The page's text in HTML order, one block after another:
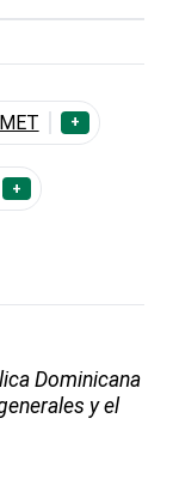
+
+
Dominicana
y el